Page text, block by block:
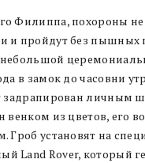
Филиппа, похороны не
и пройдут без пышных
в замок до часовни
задрапирован личным
венком из цветов, его
Гроб установят на
Land Rover, который